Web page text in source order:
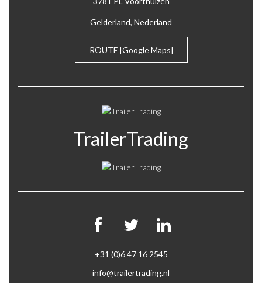
Gelderland, Nederland
ROUTE [Google Maps]
TrailerTrading
+31 (0)6 47 16 2545
info@trailertrading.nl